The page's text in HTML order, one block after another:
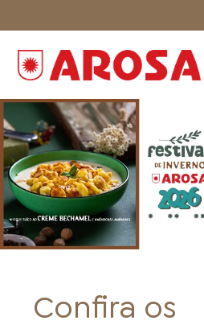
HOME RECEITAS
Confira os